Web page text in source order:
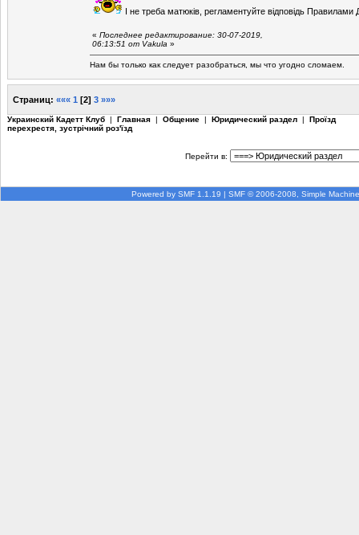
І не треба матюків, регламентуйте відповідь Правилами
« Последнее редактирование: 30-07-2019,
06:13:51 от Vakula »
Нам бы только как следует разобраться, мы что угодно сломаем.
Страниц: ««« 1 [2] 3 »»»
Украинский Кадетт Клуб | Главная | Общение | Юридический раздел | Проїзд
перехрестя, зустрічний роз'їзд
Перейти в:
Powered by SMF 1.1.19 | SMF © 2006-2008, Simple